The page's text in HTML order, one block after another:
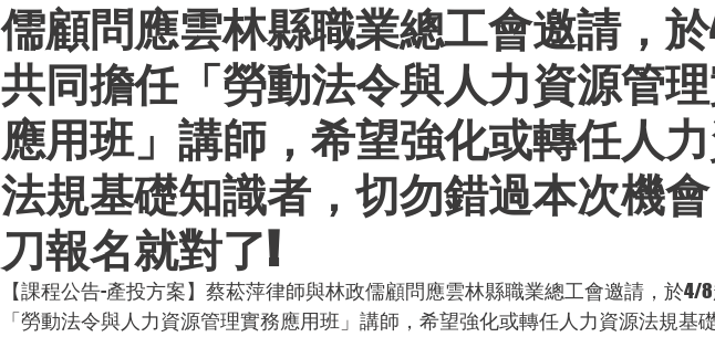
儒顧問應雲林縣職業總工會邀請，
共同擔任「勞動法令與人力資源管
應用班」講師，希望強化或轉任人
法規基礎知識者，切勿錯過本次機
刀報名就對了!
【課程公告-產投方案】蔡菘萍律師與林政儒顧問應雲林縣職業總工會邀請，於4/
「勞動法令與人力資源管理實務應用班」講師，希望強化或轉任人力資源法規基